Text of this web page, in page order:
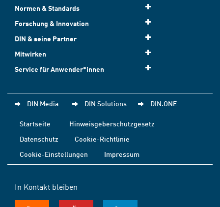
Normen & Standards
Forschung & Innovation
DIN & seine Partner
Mitwirken
Service für Anwender*innen
DIN Media DIN Solutions DIN.ONE
Startseite
Hinweisgeberschutzgesetz
Datenschutz
Cookie-Richtlinie
Cookie-Einstellungen
Impressum
In Kontakt bleiben